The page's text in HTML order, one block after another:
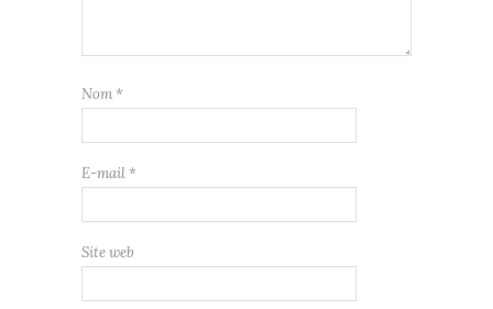
Nom *
E-mail *
Site web